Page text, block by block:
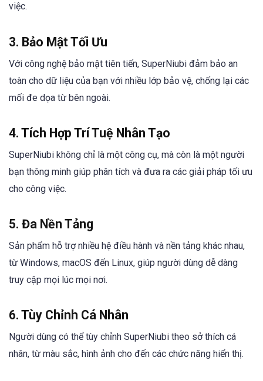
việc.
3. Bảo Mật Tối Ưu
Với công nghệ bảo mật tiên tiến, SuperNiubi đảm bảo an
toàn cho dữ liệu của bạn với nhiều lớp bảo vệ, chống lại các
mối đe dọa từ bên ngoài.
4. Tích Hợp Trí Tuệ Nhân Tạo
SuperNiubi không chỉ là một công cụ, mà còn là một người
bạn thông minh giúp phân tích và đưa ra các giải pháp tối ưu
cho công việc.
5. Đa Nền Tảng
Sản phẩm hỗ trợ nhiều hệ điều hành và nền tảng khác nhau,
từ Windows, macOS đến Linux, giúp người dùng dễ dàng
truy cập mọi lúc mọi nơi.
6. Tùy Chỉnh Cá Nhân
Người dùng có thể tùy chỉnh SuperNiubi theo sở thích cá
nhân, từ màu sắc, hình ảnh cho đến các chức năng hiển thị.